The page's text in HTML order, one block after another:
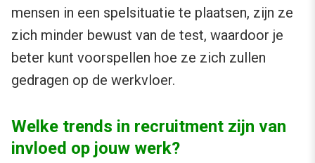
mensen in een spelsituatie te plaatsen, zijn ze
zich minder bewust van de test, waardoor je
beter kunt voorspellen hoe ze zich zullen
gedragen op de werkvloer.
Welke trends in recruitment zijn van
invloed op jouw werk?